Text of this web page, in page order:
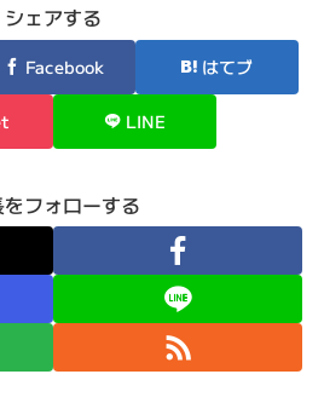
シェアする
Facebook はてブ
LINE
フォローする